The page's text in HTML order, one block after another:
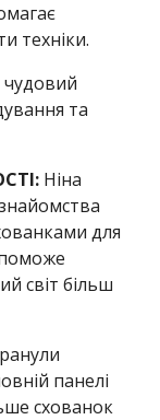
техніки.
чудовий
та
Ніна
для
світ більш
панелі
схованок